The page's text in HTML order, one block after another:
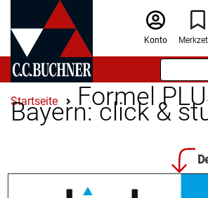
Konto
Startseite Formel
Bayern: click &